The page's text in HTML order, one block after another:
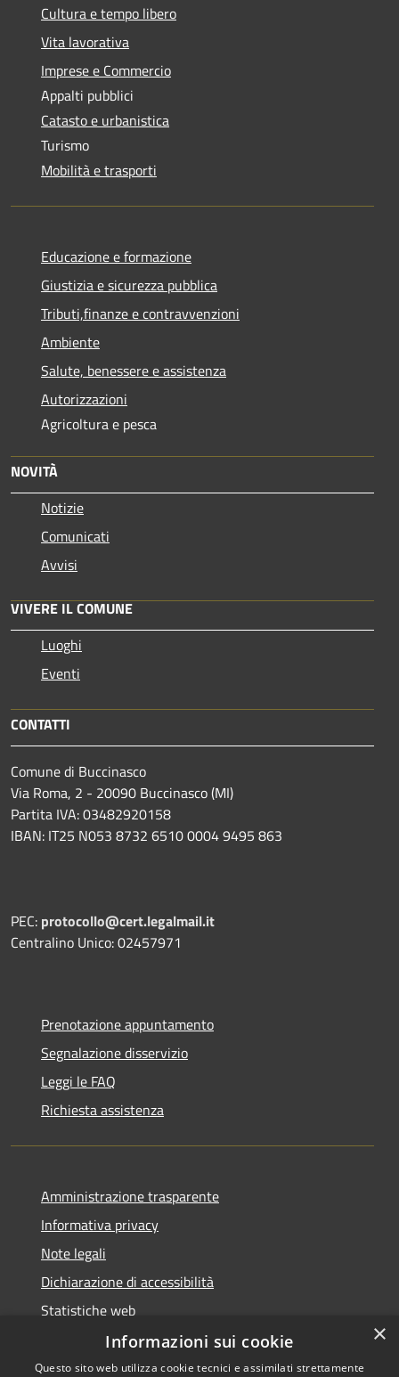
Cultura e tempo libero
Vita lavorativa
Imprese e Commercio
Appalti pubblici
Catasto e urbanistica
Turismo
Mobilità e trasporti
Educazione e formazione
Giustizia e sicurezza pubblica
Tributi,finanze e contravvenzioni
Ambiente
Salute, benessere e assistenza
Autorizzazioni
Agricoltura e pesca
NOVITÀ
Notizie
Comunicati
Avvisi
VIVERE IL COMUNE
Luoghi
Eventi
CONTATTI
Comune di Buccinasco
Via Roma, 2 - 20090 Buccinasco (MI)
Partita IVA: 03482920158
IBAN: IT25 N053 8732 6510 0004 9495 863
PEC: protocollo@cert.legalmail.it
Centralino Unico: 02457971
Prenotazione appuntamento
Segnalazione disservizio
Leggi le FAQ
Richiesta assistenza
Amministrazione trasparente
Informativa privacy
Note legali
Dichiarazione di accessibilità
Statistiche web
×
Informazioni sui cookie
Questo sito web utilizza cookie tecnici e assimilati strettamente